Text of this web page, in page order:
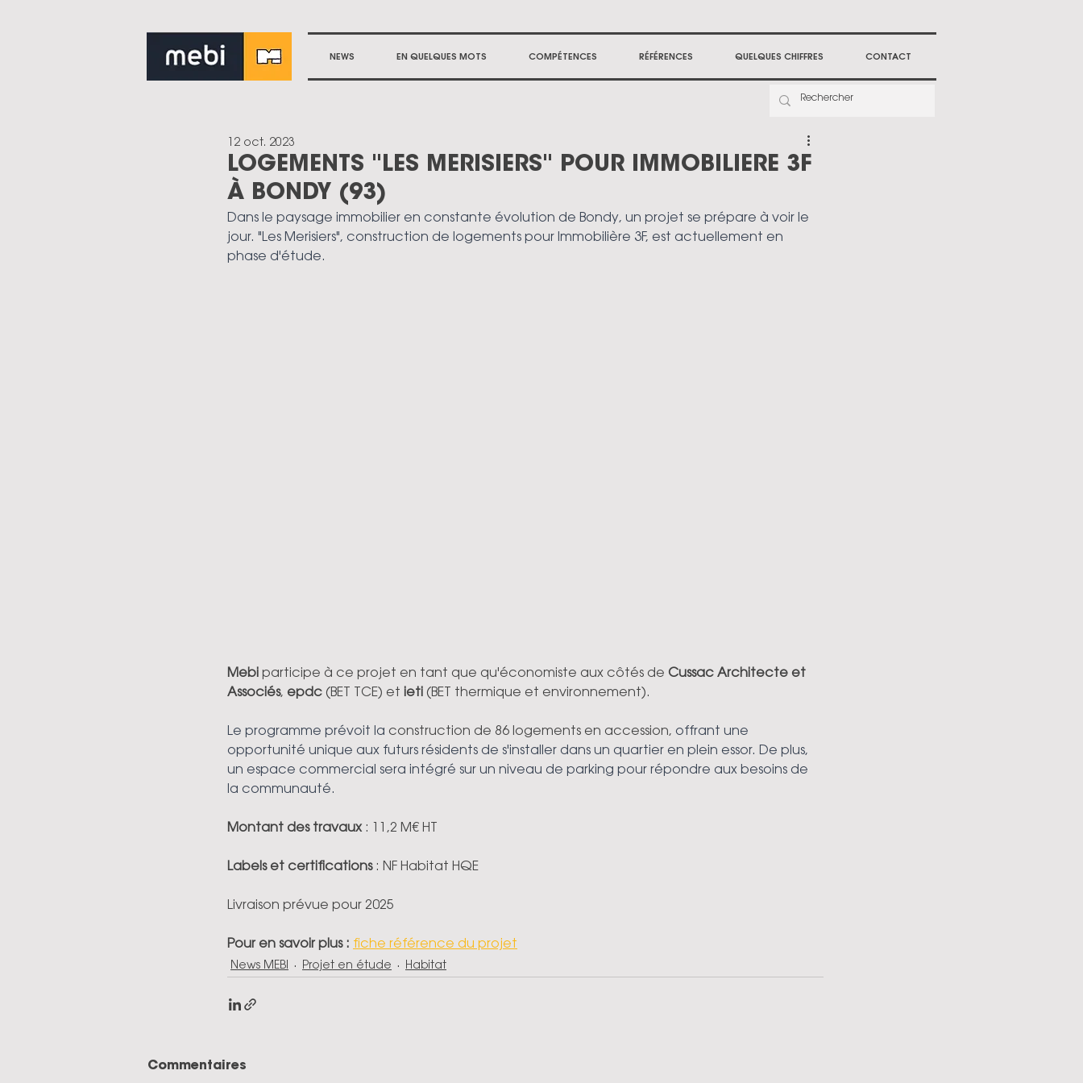
NEWS EN QUELQUES MOTS COMPÉTENCES RÉFÉRENCES QUELQUES CHIFFRES CONTACT
LOGEMENTS "LES MERISIERS" POUR IMMOBILIERE 3F
À BONDY (93)
12 oct. 2023
Dans le paysage immobilier en constante évolution de Bondy, un projet se prépare à voir le
jour. "Les Merisiers", construction de logements pour Immobilière 3F, est actuellement en
phase d'étude.
Mebi participe à ce projet en tant que qu'économiste aux côtés de Cussac Architecte et
Associés, epdc (BET TCE) et ieti (BET thermique et environnement).
Le programme prévoit la construction de 86 logements en accession, offrant une
opportunité unique aux futurs résidents de s'installer dans un quartier en plein essor. De plus,
un espace commercial sera intégré sur un niveau de parking pour répondre aux besoins de
la communauté.
Montant des travaux : 11,2 M€ HT
Labels et certifications : NF Habitat HQE
Livraison prévue pour 2025
Pour en savoir plus : fiche référence du projet
News MEBI Projet en étude Habitat
Commentaires